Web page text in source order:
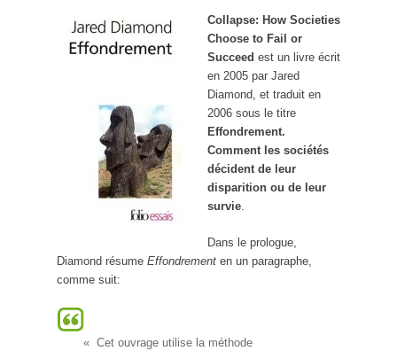
Collapse: How Societies
Choose to Fail or
Succeed est un livre écrit
en 2005 par Jared
Diamond, et traduit en
2006 sous le titre
Effondrement.
Comment les sociétés
décident de leur
disparition ou de leur
survie.
Dans le prologue,
Diamond résume Effondrement en un paragraphe,
comme suit:
« Cet ouvrage utilise la méthode